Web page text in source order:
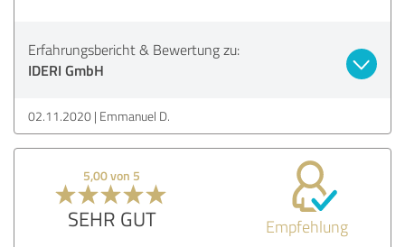
Erfahrungsbericht & Bewertung zu:
IDERI GmbH
02.11.2020 Emmanuel D.
5,00 von 5
SEHR GUT Empfehlung